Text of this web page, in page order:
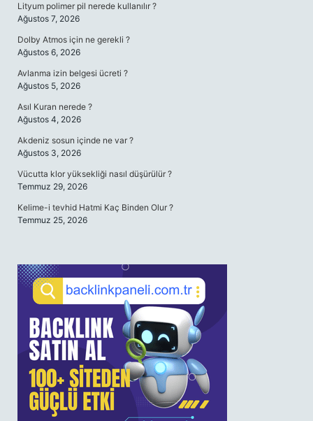
Lityum polimer pil nerede kullanılır ?
Ağustos 7, 2026
Dolby Atmos için ne gerekli ?
Ağustos 6, 2026
Avlanma izin belgesi ücreti ?
Ağustos 5, 2026
Asıl Kuran nerede ?
Ağustos 4, 2026
Akdeniz sosun içinde ne var ?
Ağustos 3, 2026
Vücutta klor yüksekliği nasıl düşürülür ?
Temmuz 29, 2026
Kelime-i tevhid Hatmi Kaç Binden Olur ?
Temmuz 25, 2026